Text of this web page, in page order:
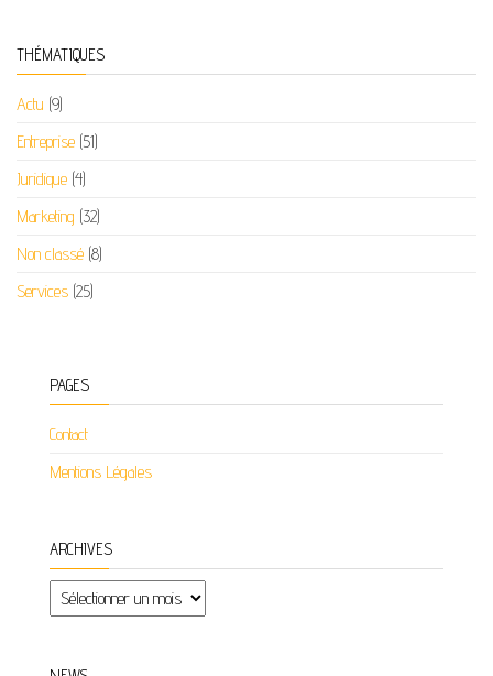
THÉMATIQUES
Actu (9)
Entreprise (51)
Juridique (4)
Marketing (32)
Non classé (8)
Services (25)
PAGES
Contact
Mentions Légales
ARCHIVES
Archives